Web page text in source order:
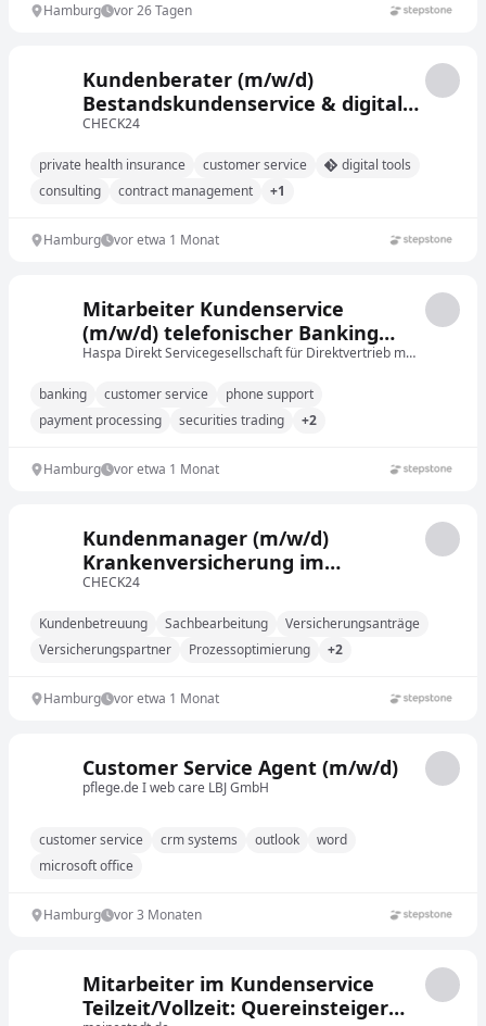
Hamburg vor 26 Tagen
Kundenberater (m/w/d)
Bestandskundenservice & digitale
Beratung, Private
CHECK24
private health insurance customer service
digital tools
consulting
contract management +1
Hamburg vor etwa 1 Monat
Mitarbeiter Kundenservice
(m/w/d) telefonischer Banking
Support (25 bis 40 Stunden /
Haspa Direkt Servicegesellschaft für Direktvertrieb mbH
banking customer service
phone support
payment processing
securities trading +2
Hamburg vor etwa 1 Monat
Kundenmanager (m/w/d)
Krankenversicherung im
Kundenservice / Innendienst -
CHECK24
Kundenbetreuung Sachbearbeitung
Versicherungsanträge
Versicherungspartner
Prozessoptimierung +2
Hamburg vor etwa 1 Monat
Customer Service Agent (m/w/d)
pflege.de I web care LBJ GmbH
customer service crm systems outlook
word
microsoft office
Hamburg vor 3 Monaten
Mitarbeiter im Kundenservice
Teilzeit/Vollzeit: Quereinsteiger